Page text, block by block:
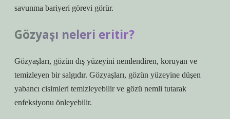
savunma bariyeri görevi görür.
Gözyaşı neleri eritir?
Gözyaşları, gözün dış yüzeyini nemlendiren, koruyan ve
temizleyen bir salgıdır. Gözyaşları, gözün yüzeyine düşen
yabancı cisimleri temizleyebilir ve gözü nemli tutarak
enfeksiyonu önleyebilir.